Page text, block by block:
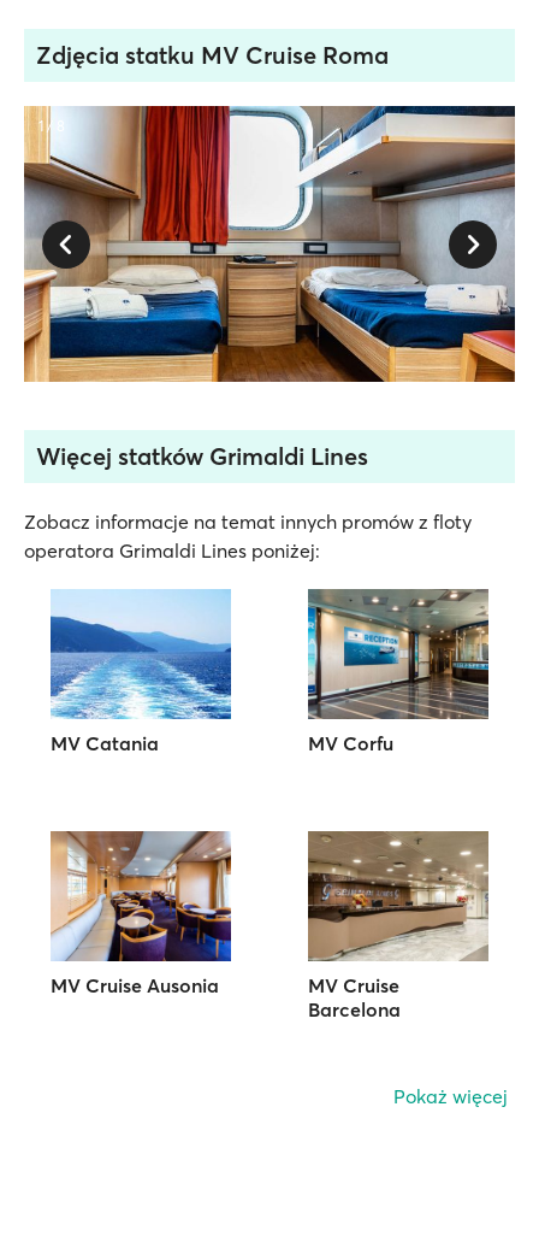
Zdjęcia statku MV Cruise Roma
1 / 8
Więcej statków Grimaldi Lines
Zobacz informacje na temat innych promów z floty
operatora Grimaldi Lines poniżej:
MV Catania MV Corfu
MV Cruise Ausonia
MV Cruise
Barcelona
Pokaż więcej